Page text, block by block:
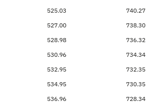
525.03 740.27
527.00 738.30
528.98 736.32
530.96 734.34
532.95 732.35
534.95 730.35
536.96 728.34